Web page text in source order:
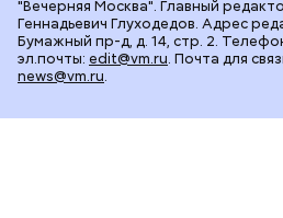
"Вечерняя Москва". Главный
Геннадьевич Глуходедов. Адрес
Бумажный пр-д, д. 14, стр. 2.
эл.почты: edit@vm.ru. Почта для
news@vm.ru.